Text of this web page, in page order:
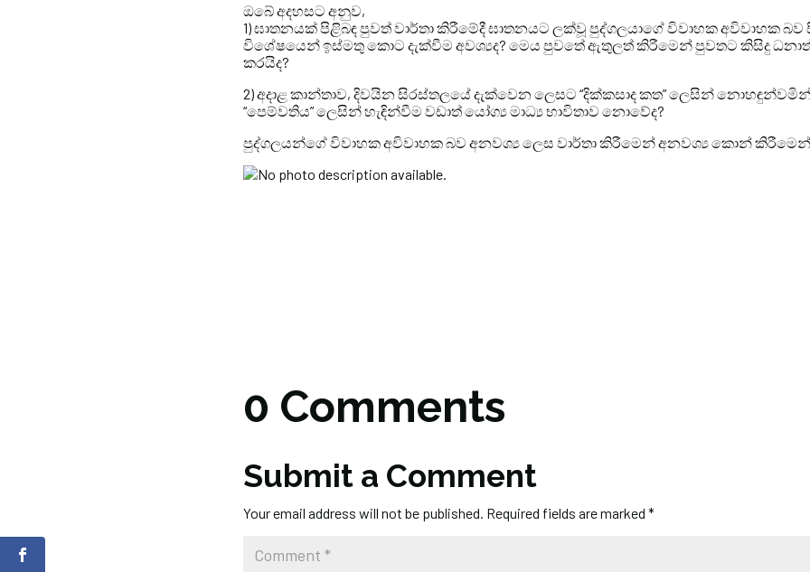
ඔබේ අදහසට අනුව,
1) ඝාතනයක් පිළිබඳ පුවත් වාර්තා කිරීමේදී ඝාතනයට ලක්වූ පුද්ගලයාගේ විවාහක අවිවාහක
විශේෂයෙන් ඉස්මතු කොට දැක්වීම අවශ්‍යද? මෙය පුවතේ ඇතුලත් කිරීමෙන් පුවතට කිසිදු
කරයිද?
2) අදාළ කාන්තාව, දිවයින සිරස්‍තලයේ දැක්වෙන ලෙසට “දික්කසාද කත” ලෙසින්
“පෙම්වතිය” ලෙසින් හැඳින්වීම වඩාත් යෝග්‍ය මාධ්‍ය භාවිතාව නොවේද?
පුද්ගලයන්ගේ විවාහක අවිවාහක බව අනවශ්‍ය ලෙස වාර්තා කිරීමෙන් අනවශ්‍ය කොන්
0 Comments
Submit a Comment
Your email address will not be published. Required fields are marked *